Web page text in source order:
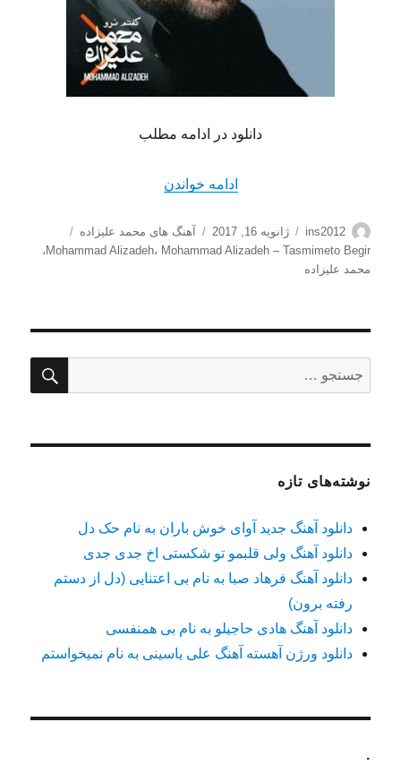
دانلود در ادامه مطلب
ادامه خواندن
نویسنده
ins2012
ارسال
شده
ژانویه 16, 2017 دسته‌ها
آهنگ های محمد علیزاده
Mohammad Alizadeh، Mohammad Alizadeh – Tasmimeto Begir
،
محمد علیزاده
برای:
نوشته‌های تازه
دانلود آهنگ جدید آوای خوش باران به نام حک دل
دانلود آهنگ ولی قلبمو تو شکستی اخ جدی جدی
دانلود آهنگ فرهاد صبا به نام بی اعتنایی (دل از دستم
رفته برون)
دانلود آهنگ هادی حاجیلو به نام بی همنفسی
دانلود ورژن آهسته آهنگ علی یاسینی به نام نمیخواستم
.